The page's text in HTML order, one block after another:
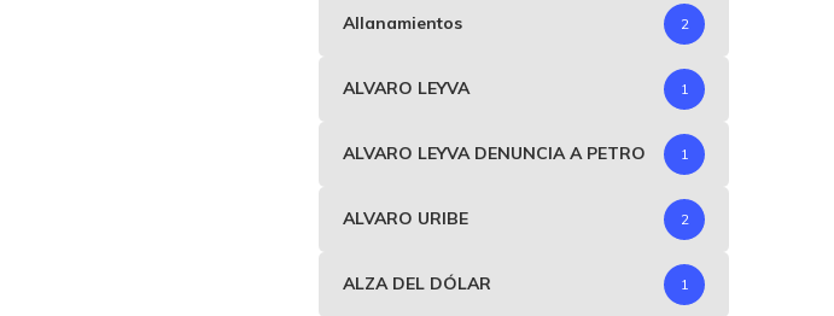
Allanamientos 2
ALVARO LEYVA 1
ALVARO LEYVA DENUNCIA A PETRO 1
ALVARO URIBE 2
ALZA DEL DÓLAR 1